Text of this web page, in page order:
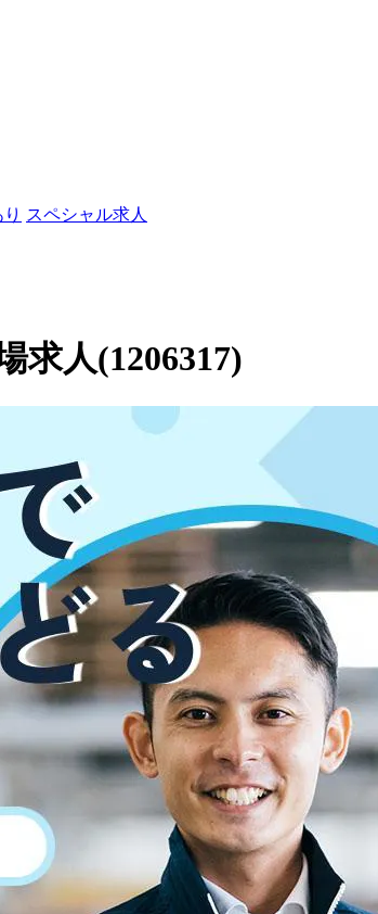
スペシャル求人
求人(1206317)